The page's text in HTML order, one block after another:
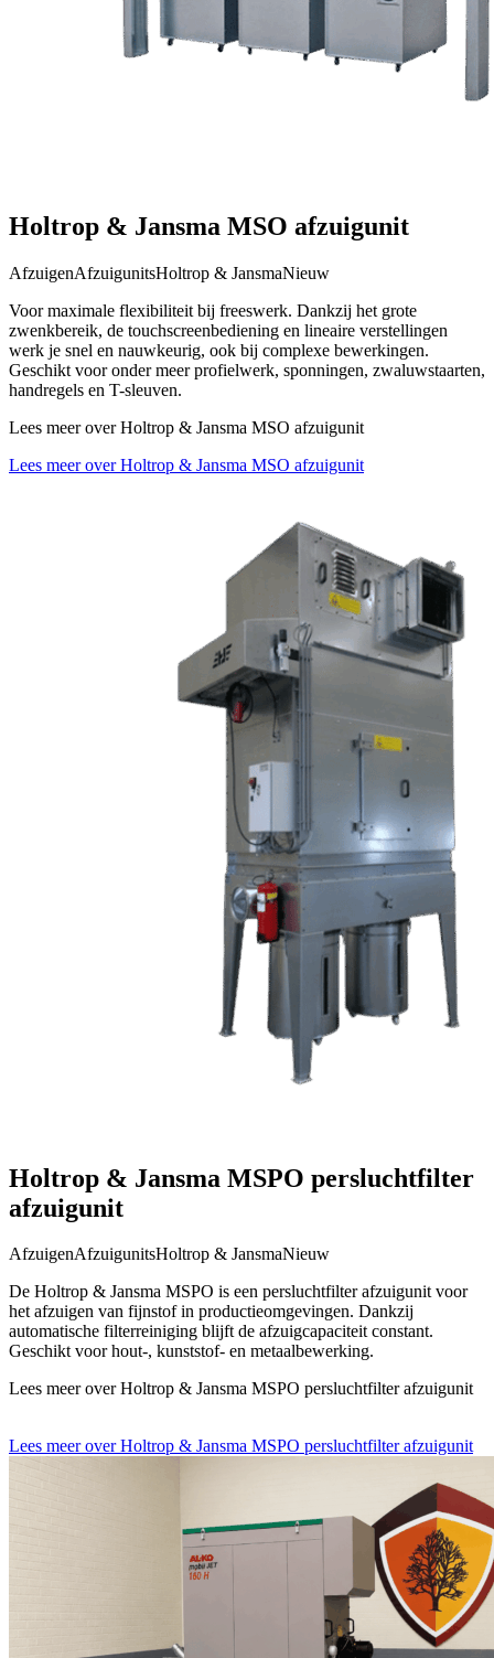
Holtrop & Jansma MSO afzuigunit
AfzuigenAfzuigunitsHoltrop & JansmaNieuw
Voor maximale flexibiliteit bij freeswerk. Dankzij het grote
zwenkbereik, de touchscreenbediening en lineaire verstellingen
werk je snel en nauwkeurig, ook bij complexe bewerkingen.
Geschikt voor onder meer profielwerk, sponningen, zwaluwstaarten,
handregels en T-sleuven.
Lees meer over Holtrop & Jansma MSO afzuigunit
Lees meer over Holtrop & Jansma MSO afzuigunit
Holtrop & Jansma MSPO persluchtfilter
afzuigunit
AfzuigenAfzuigunitsHoltrop & JansmaNieuw
De Holtrop & Jansma MSPO is een persluchtfilter afzuigunit voor
het afzuigen van fijnstof in productieomgevingen. Dankzij
automatische filterreiniging blijft de afzuigcapaciteit constant.
Geschikt voor hout-, kunststof- en metaalbewerking.
Lees meer over Holtrop & Jansma MSPO persluchtfilter afzuigunit
Lees meer over Holtrop & Jansma MSPO persluchtfilter afzuigunit